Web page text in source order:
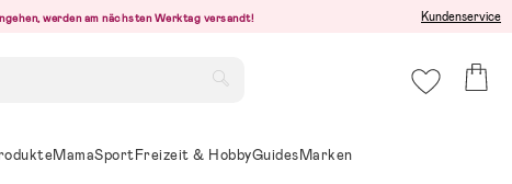
werden am nächsten Werktag versandt! Kundenservice
MamaSportFreizeit & HobbyGuidesMarken